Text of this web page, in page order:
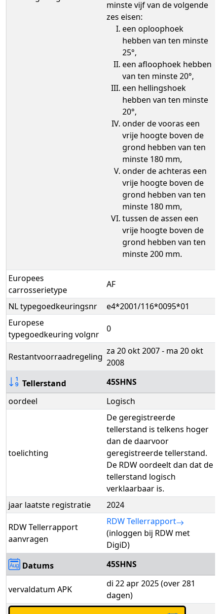
minste vijf van de volgende
zes eisen:
een oploophoek
hebben van ten minste
25°,
een afloophoek hebben
van ten minste 20°,
een hellingshoek
hebben van ten minste
20°,
onder de vooras een
vrije hoogte boven de
grond hebben van ten
minste 180 mm,
onder de achteras een
vrije hoogte boven de
grond hebben van ten
minste 180 mm,
tussen de assen een
vrije hoogte boven de
grond hebben van ten
minste 200 mm.
Europees
carrosserietype
AF
NL typegoedkeuringsnr
e4*2001/116*0095*01
Europese
typegoedkeuring volgnr
0
Restantvoorraadregeling
za 20 okt 2007 - ma 20 okt
2008
Tellerstand
45SHNS
oordeel
Logisch
toelichting
De geregistreerde
tellerstand is telkens hoger
dan de daarvoor
geregistreerde tellerstand.
De RDW oordeelt dan dat de
tellerstand logisch
verklaarbaar is.
jaar laatste registratie
2024
RDW Tellerrapport
aanvragen
RDW Tellerrapport
(inloggen bij RDW met
DigiD)
Datums
45SHNS
vervaldatum APK
di 22 apr 2025 (over 281
dagen)